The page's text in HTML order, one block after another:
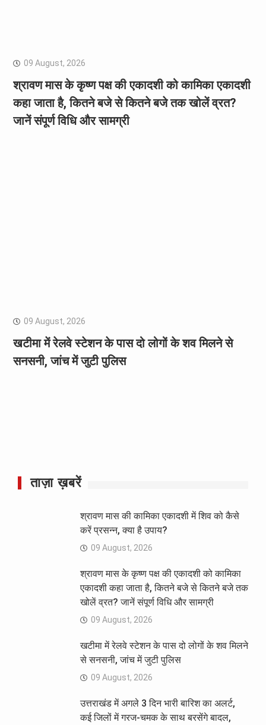
09 August, 2026
श्रावण मास के कृष्ण पक्ष की एकादशी को कामिका एकादशी
कहा जाता है, कितने बजे से कितने बजे तक खोलें व्रत?
जानें संपूर्ण विधि और सामग्री
09 August, 2026
खटीमा में रेलवे स्टेशन के पास दो लोगों के शव मिलने से
सनसनी, जांच में जुटी पुलिस
ताज़ा ख़बरें
श्रावण मास की कामिका एकादशी में शिव को कैसे
करें प्रसन्न, क्या है उपाय?
09 August, 2026
श्रावण मास के कृष्ण पक्ष की एकादशी को कामिका
एकादशी कहा जाता है, कितने बजे से कितने बजे तक
खोलें व्रत? जानें संपूर्ण विधि और सामग्री
09 August, 2026
खटीमा में रेलवे स्टेशन के पास दो लोगों के शव मिलने
से सनसनी, जांच में जुटी पुलिस
09 August, 2026
उत्तराखंड में अगले 3 दिन भारी बारिश का अलर्ट,
कई जिलों में गरज-चमक के साथ बरसेंगे बादल,